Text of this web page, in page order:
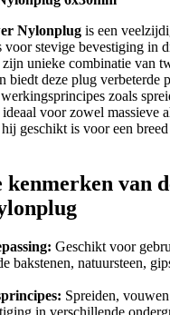
Nylonplug is een
stevige bevestiging in
unieke combinatie van
biedt deze plug verbeterde
zoals
voor zowel massieve
geschikt is voor een breed
van
Geschikt voor
bakstenen, natuursteen,
Spreiden,
in verschillende